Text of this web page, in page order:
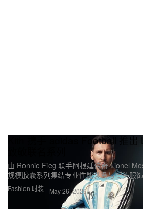
Fashion 时装
Kith 携手 adidas Football 推出
由 Ronnie Fieg 联手阿根廷传奇 Lionel
规模胶囊系列集结专业性能装备与街头服
May 26, 2026